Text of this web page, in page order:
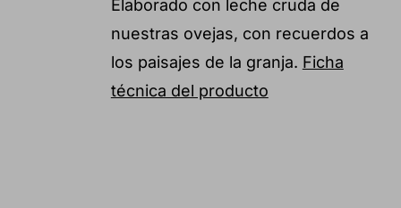
Elaborado con leche cruda de
nuestras ovejas, con recuerdos a
los paisajes de la granja. Ficha
técnica del producto